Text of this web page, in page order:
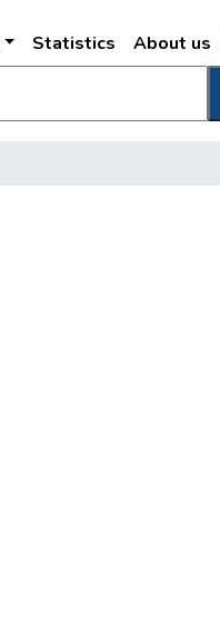
Statistics About us